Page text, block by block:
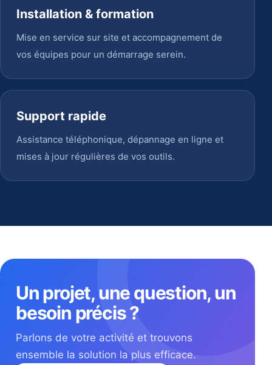
Installation & formation
Mise en service sur site et accompagnement de
vos équipes pour un démarrage serein.
Support rapide
Assistance téléphonique, dépannage en ligne et
mises à jour régulières de vos outils.
Un projet, une question, un
besoin précis ?
Parlons de votre activité et trouvons
ensemble la solution la plus efficace.